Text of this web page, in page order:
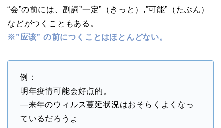
“会”の前には、副詞”一定”（きっと）,”可能”（たぶん）
などがつくこともある。
※”应该” の前につくことはほとんどない。
例：
明年疫情可能会好点的。
―来年のウィルス蔓延状況はおそらくよくなっ
ているだろうよ